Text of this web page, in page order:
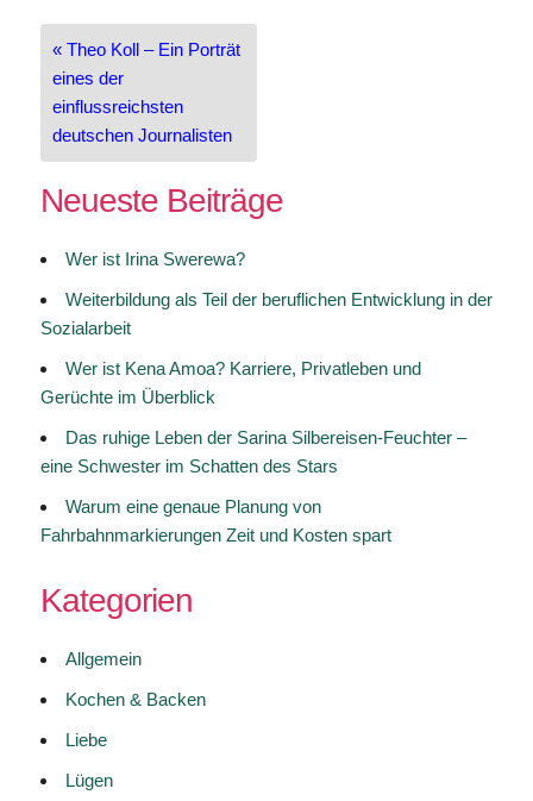
Beitragsnavigation
« Theo Koll – Ein Porträt
eines der
einflussreichsten
deutschen Journalisten
Neueste Beiträge
Wer ist Irina Swerewa?
Weiterbildung als Teil der beruflichen Entwicklung in der
Sozialarbeit
Wer ist Kena Amoa? Karriere, Privatleben und
Gerüchte im Überblick
Das ruhige Leben der Sarina Silbereisen-Feuchter –
eine Schwester im Schatten des Stars
Warum eine genaue Planung von
Fahrbahnmarkierungen Zeit und Kosten spart
Kategorien
Allgemein
Kochen & Backen
Liebe
Lügen